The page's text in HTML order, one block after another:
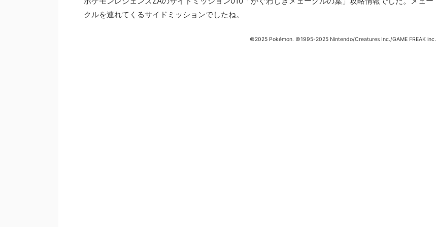
クルを連れてくるサイドミッションでしたね。
©2025 Pokémon. ©1995-2025 Nintendo/Creatures Inc./GAME FREAK inc.